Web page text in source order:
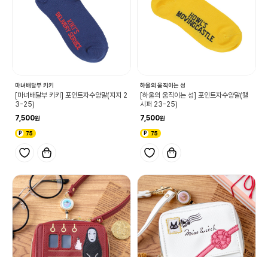
마녀배달부 키키
[마녀배달부 키키] 포인트자수양말(지지 2
3-25)
7,500
75
하울의 움직이는 성
[하울의 움직이는 성] 포인트자수양말(캘
시퍼 23-25)
7,500
75